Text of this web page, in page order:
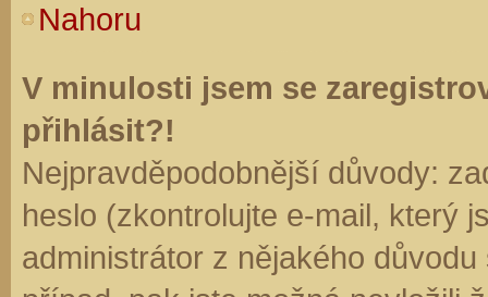
Nahoru
V minulosti jsem se
přihlásit?!
Nejpravděpodobnější důvody:
heslo (zkontrolujte e-mail, který
administrátor z nějakého